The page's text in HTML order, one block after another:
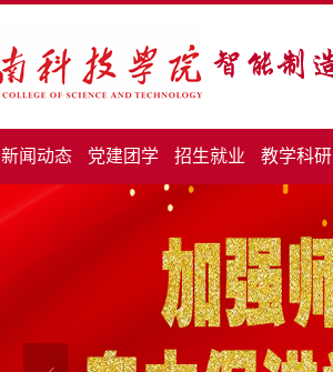
新闻动态 党建团学 招生就业 教学科研